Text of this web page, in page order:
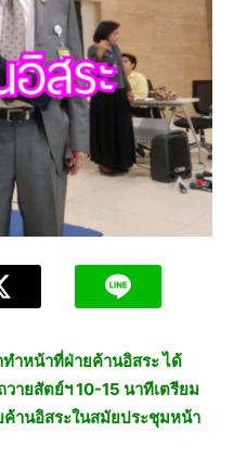
ำหน้าที่ฝ่ายค้านอิสระ ได้
ายสัตย์ฯ 10-15 นาทีเตรียม
านอิสระในสมัยประชุมหน้า